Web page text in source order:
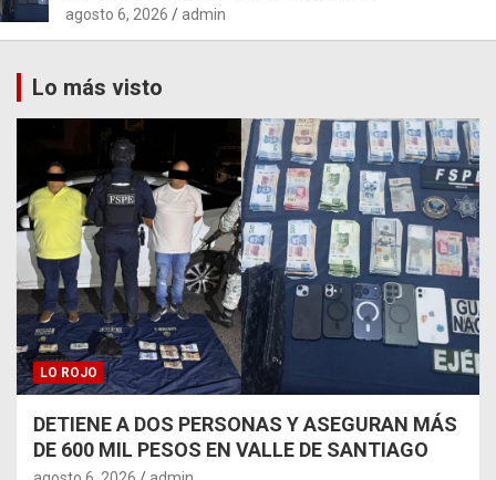
agosto 6, 2026 admin
Lo más visto
LO ROJO
DETIENE A DOS PERSONAS Y ASEGURAN MÁS
DE 600 MIL PESOS EN VALLE DE SANTIAGO